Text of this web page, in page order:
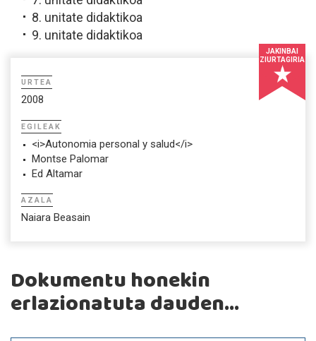
8. unitate didaktikoa
9. unitate didaktikoa
JAKINBAI
ZIURTAGIRIA
URTEA
2008
EGILEAK
<i>Autonomia personal y salud</i>
Montse Palomar
Ed Altamar
AZALA
Naiara Beasain
Dokumentu honekin
erlazionatuta dauden...